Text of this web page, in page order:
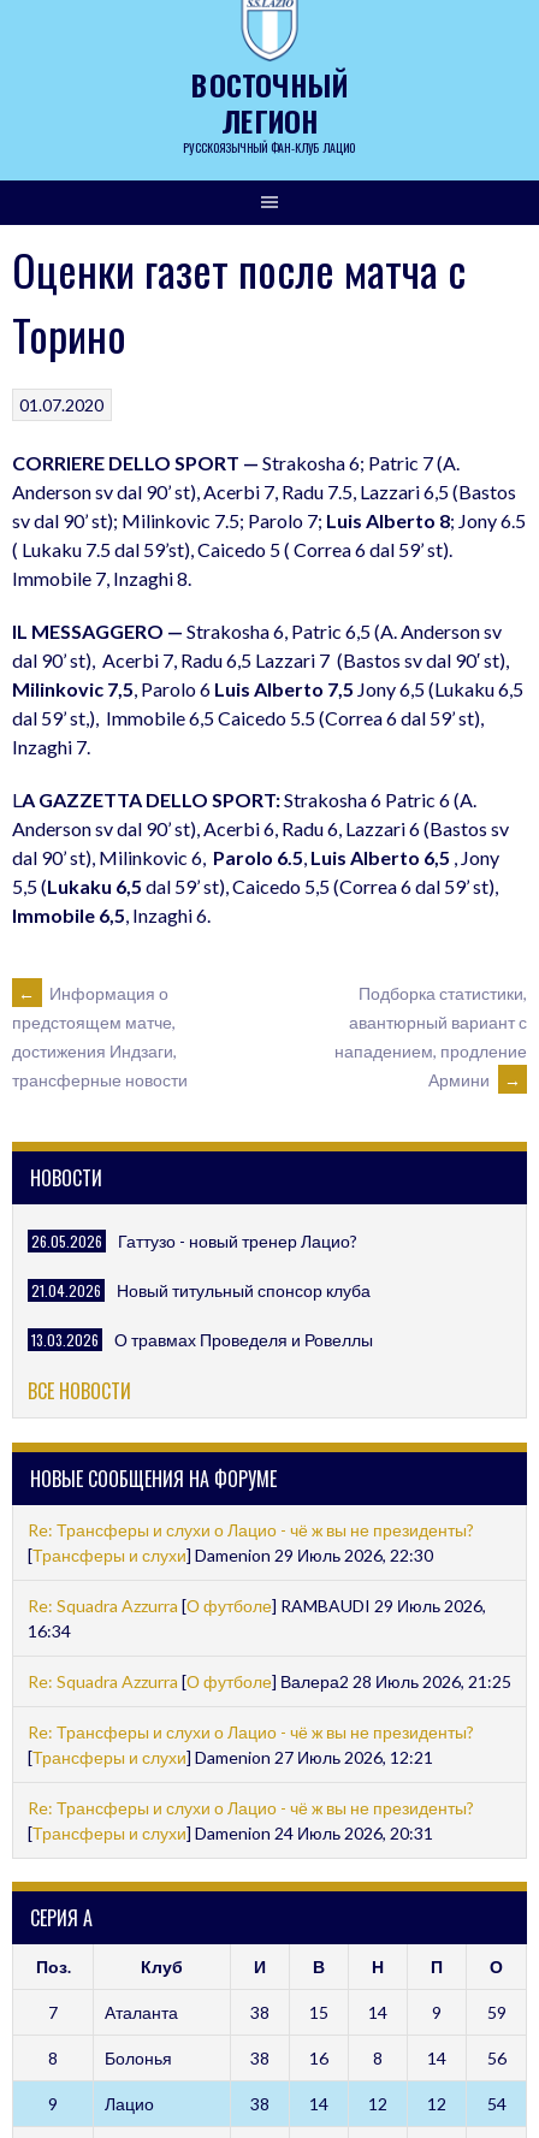
ВОСТОЧНЫЙ
ЛЕГИОН
РУССКОЯЗЫЧНЫЙ ФАН-КЛУБ ЛАЦИО
Оценки газет после матча с
Торино
01.07.2020
CORRIERE DELLO SPORT — Strakosha 6; Patric 7 (A.
Anderson sv dal 90’ st), Acerbi 7, Radu 7.5, Lazzari 6,5 (Bastos
sv dal 90’ st); Milinkovic 7.5; Parolo 7; Luis Alberto 8; Jony 6.5
( Lukaku 7.5 dal 59’st), Caicedo 5 ( Correa 6 dal 59’ st).
Immobile 7, Inzaghi 8.
IL MESSAGGERO — Strakosha 6, Patric 6,5 (A. Anderson sv
dal 90’ st), Acerbi 7, Radu 6,5 Lazzari 7 (Bastos sv dal 90′ st),
Milinkovic 7,5 , Parolo 6 Luis Alberto 7,5 Jony 6,5 (Lukaku 6,5
dal 59’ st,), Immobile 6,5 Caicedo 5.5 (Correa 6 dal 59’ st),
Inzaghi 7.
L A GAZZETTA DELLO SPORT:Strakosha 6 Patric 6 (A.
Anderson sv dal 90’ st), Acerbi 6, Radu 6, Lazzari 6 (Bastos sv
dal 90’ st), Milinkovic 6, Parolo 6.5 Luis Alberto 6,5 , Jony
5,5 (Lukaku 6,5 dal 59’ st), Caicedo 5,5 (Correa 6 dal 59’ st),
Immobile 6,5 , Inzaghi 6.
POST
NAVIGATION
←
Информация о
предстоящем матче,
достижения Индзаги,
трансферные новости
Подборка статистики,
авантюрный вариант с
нападением, продление
Армини
→
НОВОСТИ
26.05.2026 Гаттузо - новый тренер Лацио?
21.04.2026 Новый титульный спонсор клуба
13.03.2026 О травмах Проведеля и Ровеллы
ВСЕ НОВОСТИ
НОВЫЕ СООБЩЕНИЯ НА ФОРУМЕ
Re: Трансферы и слухи о Лацио - чё ж вы не президенты?
[Трансферы и слухи] Damenion 29 Июль 2026, 22:30
Re: Squadra Azzurra [О футболе] RAMBAUDI 29 Июль 2026,
16:34
Re: Squadra Azzurra [О футболе] Валера2 28 Июль 2026, 21:25
Re: Трансферы и слухи о Лацио - чё ж вы не президенты?
[Трансферы и слухи] Damenion 27 Июль 2026, 12:21
Re: Трансферы и слухи о Лацио - чё ж вы не президенты?
[Трансферы и слухи] Damenion 24 Июль 2026, 20:31
СЕРИЯ А
Поз. Клуб И В Н П О
7 Аталанта 38 15 14 9 59
8 Болонья 38 16 8 14 56
9 Лацио 38 14 12 12 54